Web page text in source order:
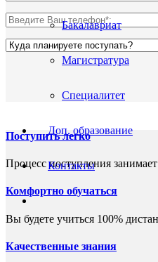
Бакалавриат
Магистратура
Специалитет
Доп. образование
Контакты
Поступить легко
Процесс поступления
Комфортно обучаться
Вы будете учиться 100%
Качественные знания